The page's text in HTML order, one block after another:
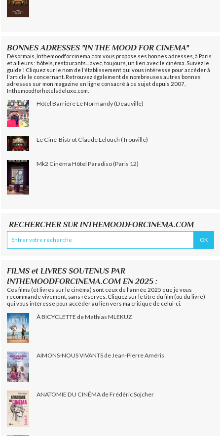
BONNES ADRESSES "IN THE MOOD FOR CINEMA"
Désormais, Inthemoodforcinema.com vous propose ses bonnes adresses, à Paris
et ailleurs : hôtels, restaurants... avec, toujours, un lien avec le cinéma. Suivez le
guide ! Cliquez sur le nom de l'établissement qui vous intéresse pour accéder à
l'article le concernant. Retrouvez également de nombreuses autres bonnes
adresses sur mon magazine en ligne consacré à ce sujet depuis 2007,
Inthemoodforhotelsdeluxe.com.
Hôtel Barrière Le Normandy (Deauville)
Le Ciné-Bistrot Claude Lelouch (Trouville)
Mk2 Cinéma Hôtel Paradiso (Paris 12)
RECHERCHER SUR INTHEMOODFORCINEMA.COM
FILMS et LIVRES SOUTENUS PAR
INTHEMOODFORCINEMA.COM EN 2025 :
Ces films (et livres sur le cinéma) sont ceux de l'année 2025 que je vous
recommande vivement, sans réserves. Cliquez sur le titre du film (ou du livre)
qui vous intéresse pour accéder au lien vers ma critique de celui-ci.
À BICYCLETTE de Mathias MLEKUZ
AIMONS-NOUS VIVANTS de Jean-Pierre Améris
ANATOMIE DU CINÉMA de Frédéric Sojcher